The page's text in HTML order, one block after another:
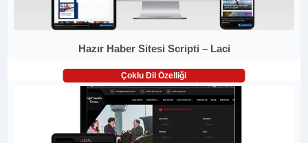
Hazır Haber Sitesi Scripti – Laci
Çoklu Dil Özelliği